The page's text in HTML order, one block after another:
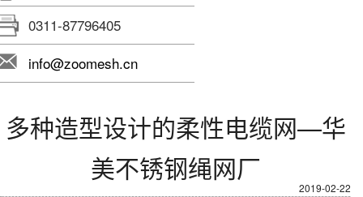
0311-87796405
info@zoomesh.cn
多种造型设计的柔性电缆网—华
美不锈钢绳网厂
2019-02-22